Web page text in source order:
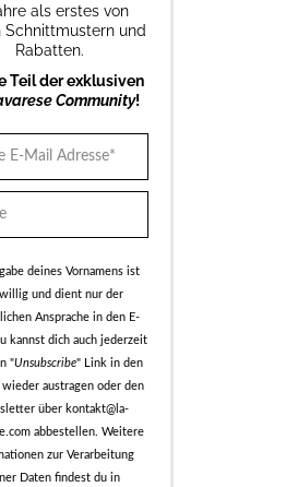
als erstes von
Schnittmustern und
Rabatten.
Teil der exklusiven
Community!
deines Vornamens ist
und dient nur der
Ansprache in den E-
kannst dich auch jederzeit
"Unsubscribe" Link in den
wieder austragen oder den
über kontakt@la-
abbestellen. Weitere
zur Verarbeitung
Daten findest du in